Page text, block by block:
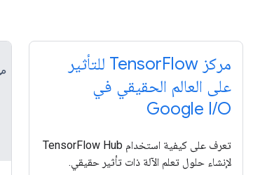
مركز TensorFlow للتأثير
على العالم الحقيقي في
Google I/O
تعرف على كيفية استخدام TensorFlow Hub
لإنشاء حلول تعلم الآلة ذات تأثير حقيقي.